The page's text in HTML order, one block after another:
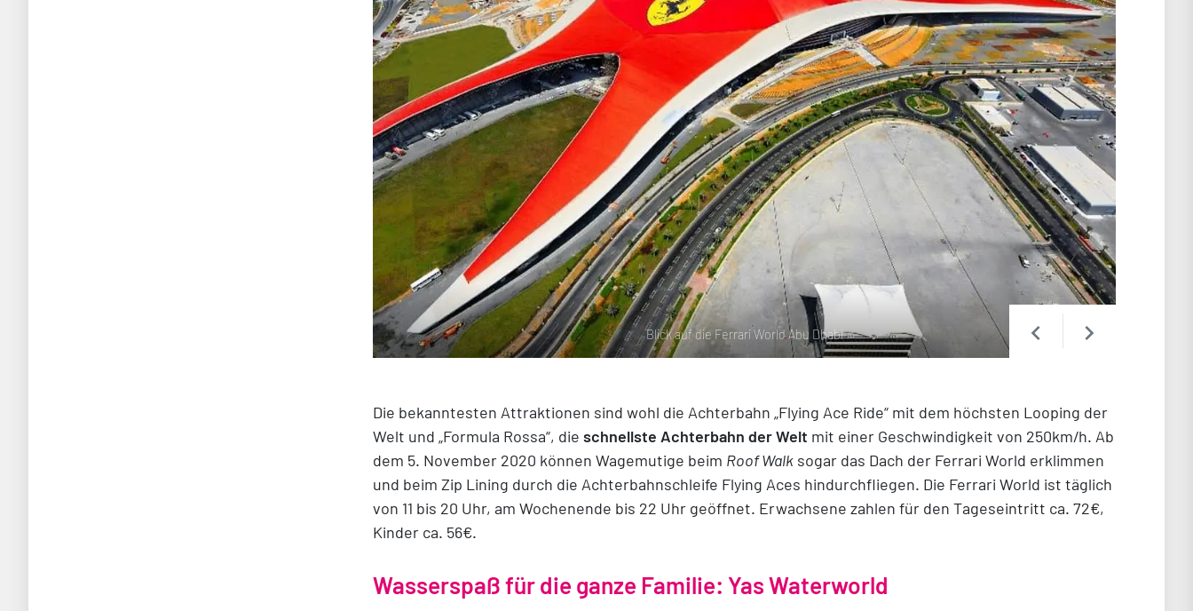
keyboard_arrow_left
Blick auf die Ferrari World Abu Dhabi keyboard_arrow_right
Die bekanntesten Attraktionen sind wohl die Achterbahn „Flying Ace Ride“ mit dem höchsten Looping der
Welt und „Formula Rossa“, die schnellste Achterbahn der Welt mit einer Geschwindigkeit von 250km/h. Ab
dem 5. November 2020 können Wagemutige beim Roof Walk sogar das Dach der Ferrari World erklimmen
und beim Zip Lining durch die Achterbahnschleife Flying Aces hindurchfliegen. Die Ferrari World ist täglich
von 11 bis 20 Uhr, am Wochenende bis 22 Uhr geöffnet. Erwachsene zahlen für den Tageseintritt ca. 72€,
Kinder ca. 56€.
Wasserspaß für die ganze Familie: Yas Waterworld